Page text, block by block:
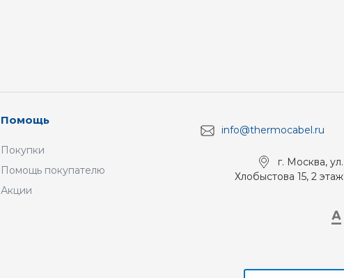
Помощь
Покупки
Помощь покупателю
Акции
info@thermocabel.ru
г. Москва, ул.
Хлобыстова 15, 2 этаж